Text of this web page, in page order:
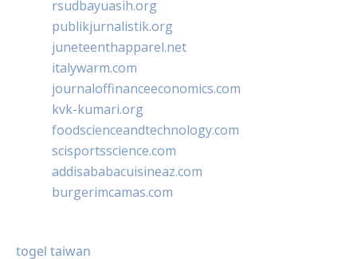
rsudbayuasih.org
publikjurnalistik.org
juneteenthapparel.net
italywarm.com
journaloffinanceeconomics.com
kvk-kumari.org
foodscienceandtechnology.com
scisportsscience.com
addisababacuisineaz.com
burgerimcamas.com
togel taiwan